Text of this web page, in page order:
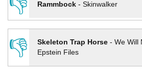
👎
Rammbock- Skinwalker
👎
Skeleton Trap Horse- We Will
Epstein Files